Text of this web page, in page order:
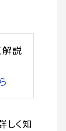
解説
しく知